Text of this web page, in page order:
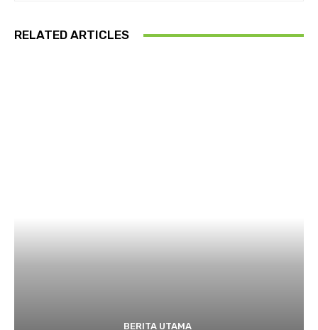
RELATED ARTICLES
BERITA UTAMA